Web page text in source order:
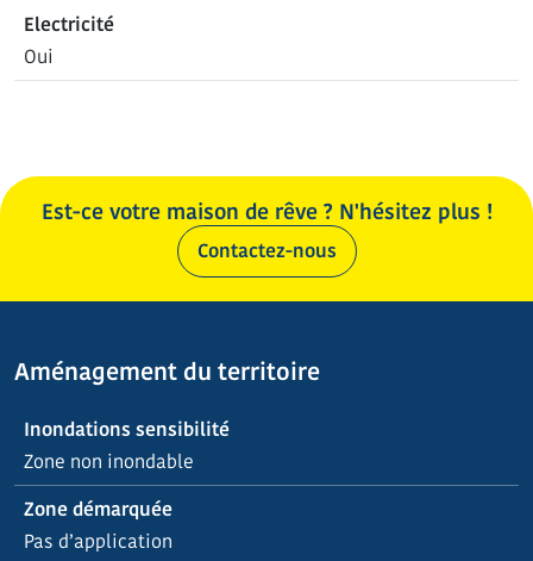
Electricité
Oui
Est-ce votre maison de rêve ? N'hésitez plus !
Contactez-nous
Aménagement du territoire
Inondations sensibilité
Zone non inondable
Zone démarquée
Pas d’application